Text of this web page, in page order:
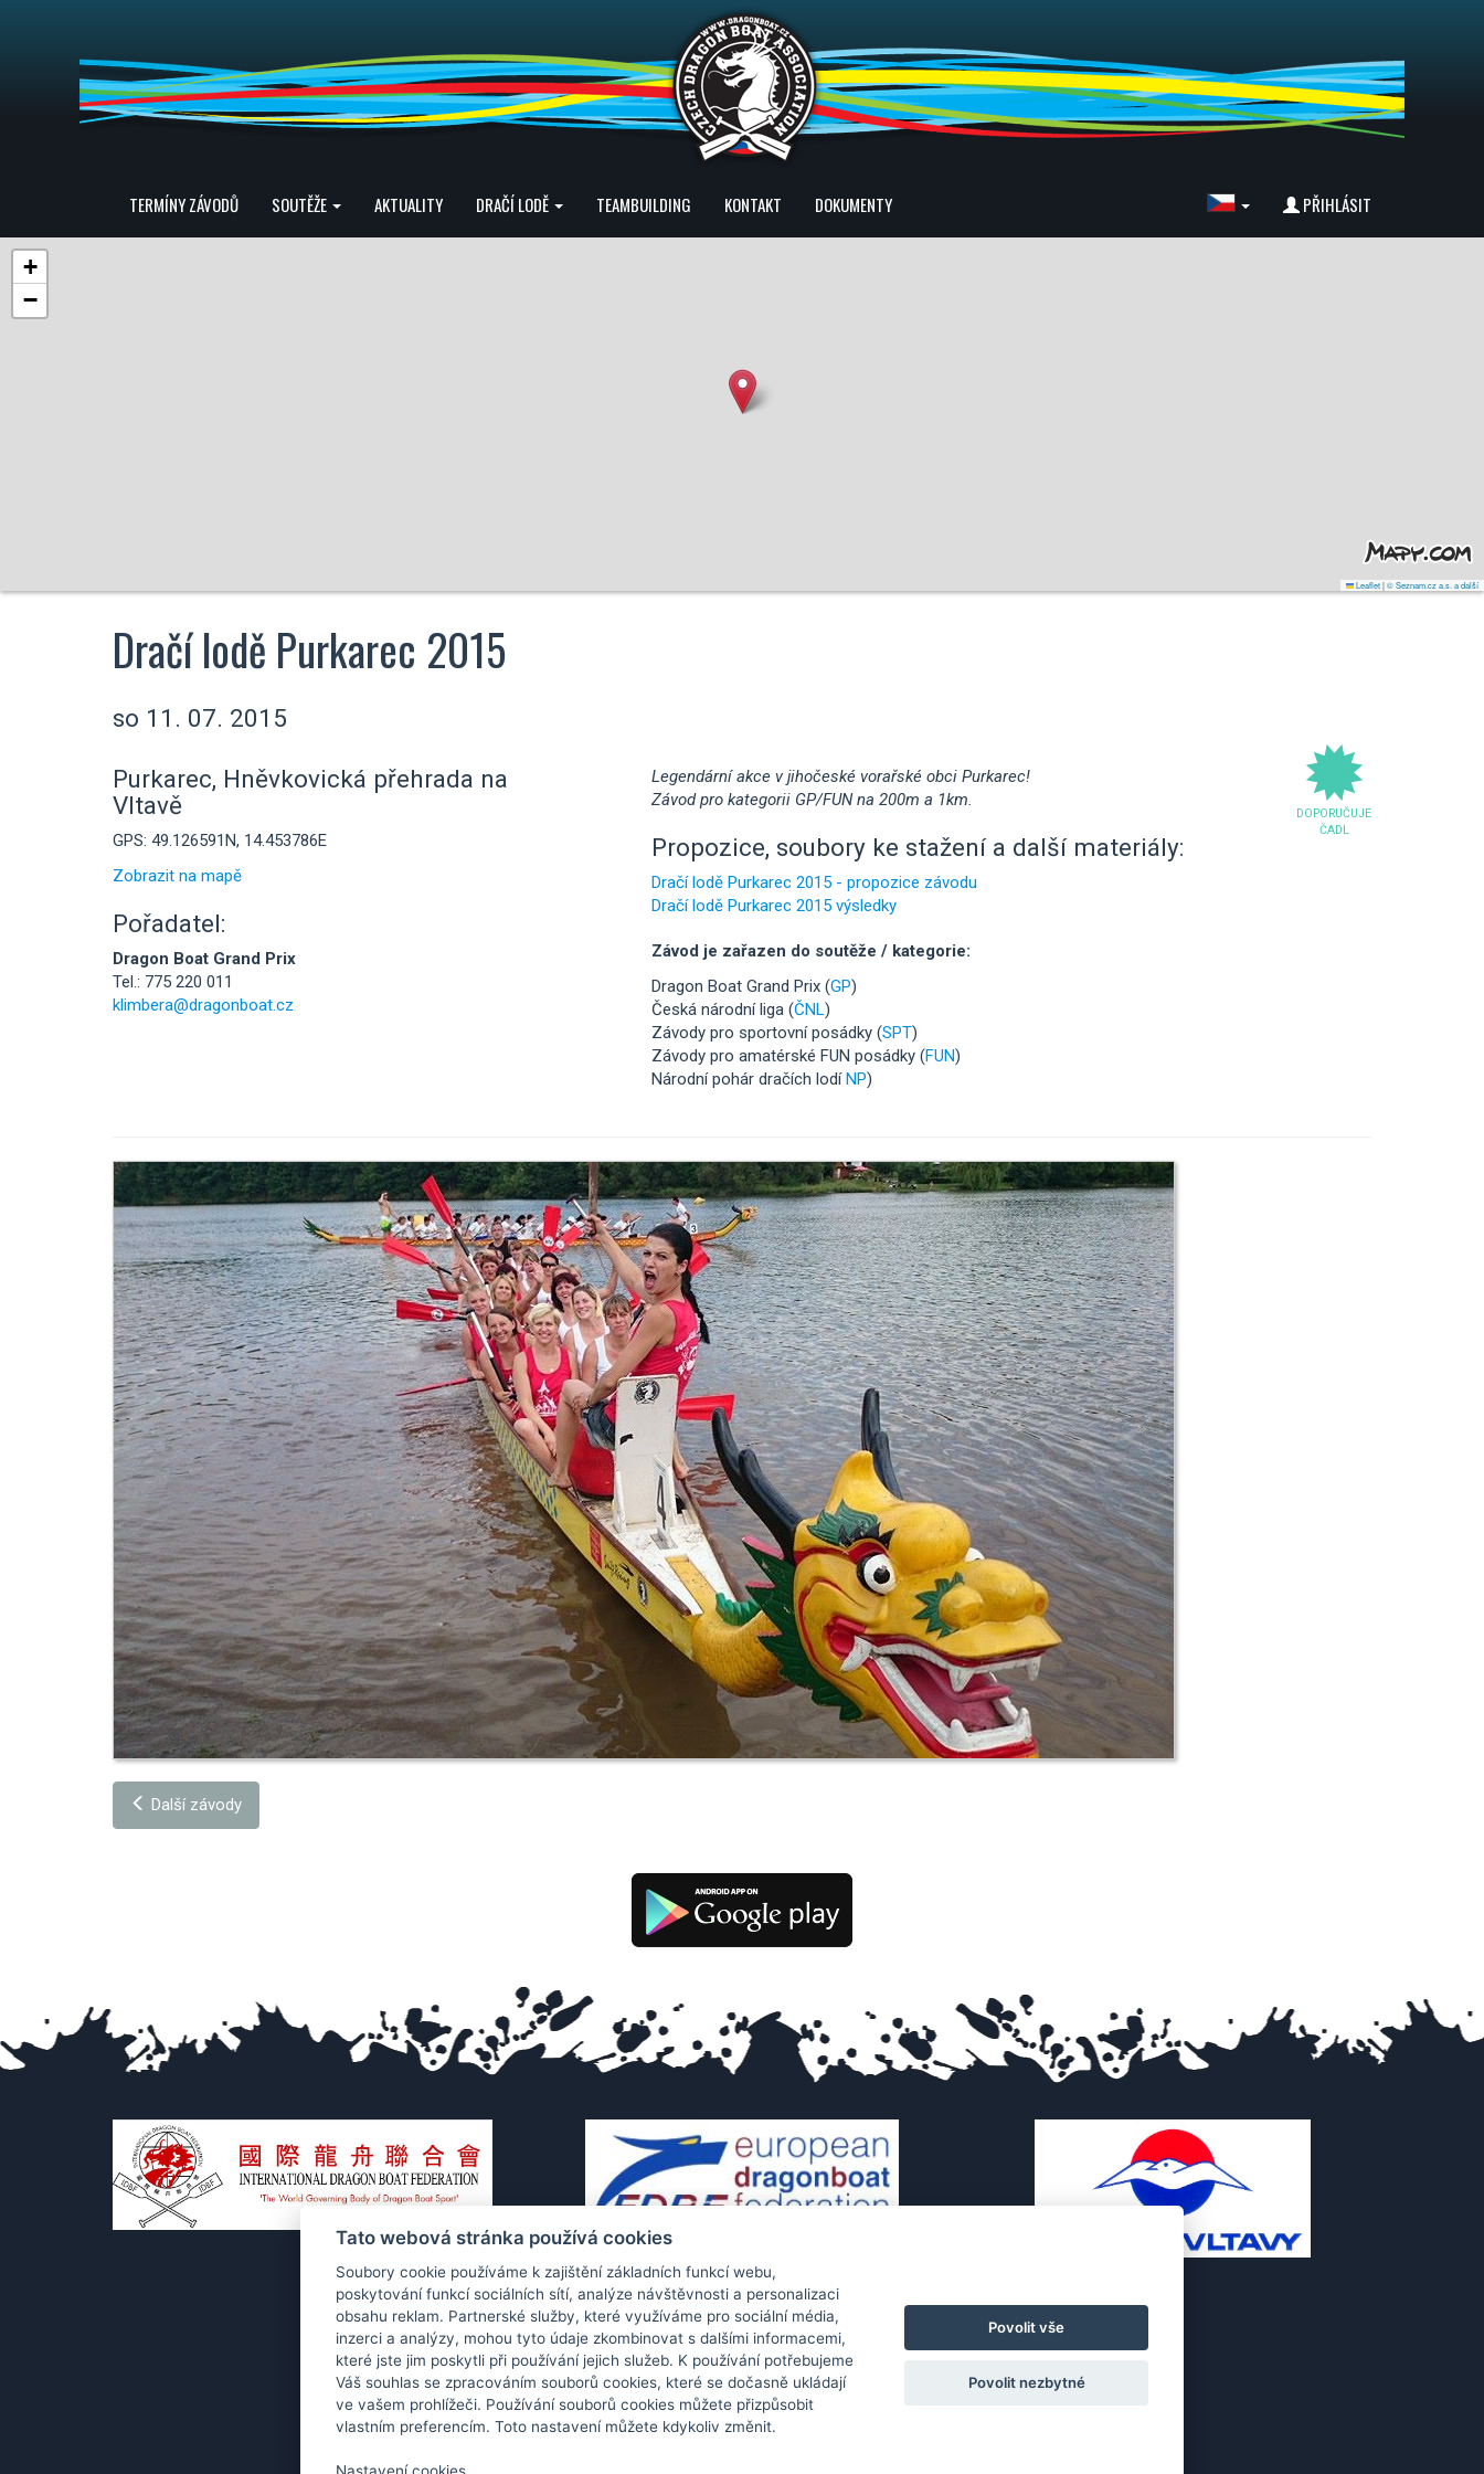
TERMÍNY ZÁVODŮ SOUTĚŽE AKTUALITY DRAČÍ LODĚ TEAMBUILDING KONTAKT DOKUMENTY PŘIHLÁSIT
+
−
Leaflet|© Seznam.cz a.s. a další
Dračí lodě Purkarec 2015
so 11. 07. 2015
Purkarec, Hněvkovická přehrada na
Vltavě
GPS: 49.126591N, 14.453786E
Zobrazit na mapě
Pořadatel:
Dragon Boat Grand Prix
Tel.: 775 220 011
klimbera@dragonboat.cz
DOPORUČUJE
ČADL
Legendární akce v jihočeské vorařské obci Purkarec!
Závod pro kategorii GP/FUN na 200m a 1km.
Propozice, soubory ke stažení a další materiály:
Dračí lodě Purkarec 2015 - propozice závodu
Dračí lodě Purkarec 2015 výsledky
Závod je zařazen do soutěže / kategorie:
Dragon Boat Grand Prix (GP)
Česká národní liga (ČNL)
Závody pro sportovní posádky (SPT)
Závody pro amatérské FUN posádky (FUN)
Národní pohár dračích lodíNP)
Další závody
Ochrana os. údajů|Cookies|Kontakt
Tato webová stránka používá cookies
Soubory cookie používáme k zajištění základních funkcí webu,
poskytování funkcí sociálních sítí, analýze návštěvnosti a personalizaci
obsahu reklam. Partnerské služby, které využíváme pro sociální média,
inzerci a analýzy, mohou tyto údaje zkombinovat s dalšími informacemi,
které jste jim poskytli při používání jejich služeb. K používání potřebujeme
Váš souhlas se zpracováním souborů cookies, které se dočasně ukládají
ve vašem prohlížeči. Používání souborů cookies můžete přizpůsobit
vlastním preferencím. Toto nastavení můžete kdykoliv změnit.
Povolit vše
Povolit nezbytné